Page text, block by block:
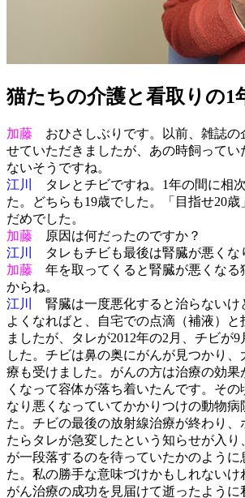
猫たちの介護と看取りの1
加藤 おひさしぶりです。以前、雑誌の
せていただきましたが、あの時飼ってい
ないそうですね。
江川
タレとチビですね。1年の間に相
た。どちらも19歳でした。「目指せ20歳
だめでした。
加藤 原因は何だったのですか？
江川
タレもチビも最後は腎臓が悪くな
加藤 年を取ってくると腎臓が悪くなる
からね。
江川
腎臓は一度悪化すると治らないけ
よくなればと、自宅での点滴（補液）と
ましたが、タレが2012年の2月、チビが9
した。チビは鼻の奥にがんが見つかり
療も受けました。がんの方は治療の効果
くなって容体が落ち着いたんです。そ
なり悪くなっていてかかりつけの動物病
た。チビの最後の放射線治療が終わり、
たらタレが急変したという知らせが入り
が一段落するのを待っていたかのように
た。私の勝手な意味づけかもしれない
がん治療の成功を見届けて逝ったように